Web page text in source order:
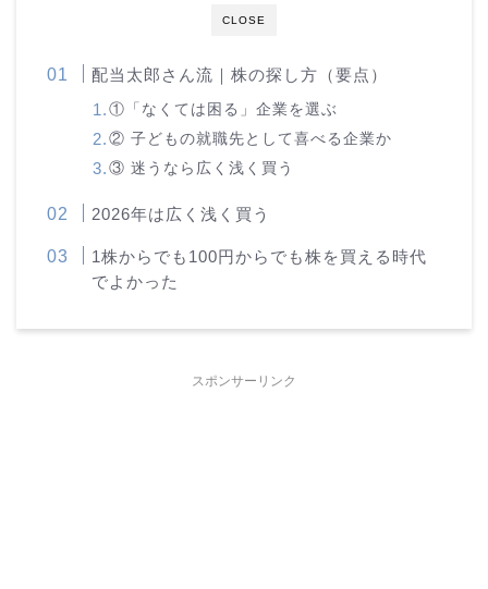
CLOSE
配当太郎さん流｜株の探し方（要点）
①「なくては困る」企業を選ぶ
② 子どもの就職先として喜べる企業か
③ 迷うなら広く浅く買う
2026年は広く浅く買う
1株からでも100円からでも株を買える時代
でよかった
スポンサーリンク